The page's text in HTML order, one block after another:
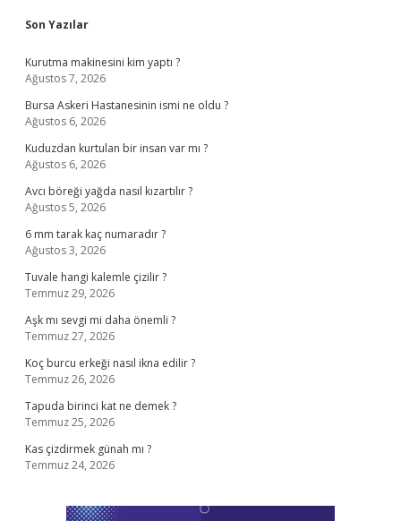
Sidebar
Son Yazılar
Kurutma makinesini kim yaptı ?
Ağustos 7, 2026
Bursa Askeri Hastanesinin ismi ne oldu ?
Ağustos 6, 2026
Kuduzdan kurtulan bir insan var mı ?
Ağustos 6, 2026
Avcı böreği yağda nasıl kızartılır ?
Ağustos 5, 2026
6 mm tarak kaç numaradır ?
Ağustos 3, 2026
Tuvale hangi kalemle çizilir ?
Temmuz 29, 2026
Aşk mı sevgi mi daha önemli ?
Temmuz 27, 2026
Koç burcu erkeği nasıl ikna edilir ?
Temmuz 26, 2026
Tapuda birinci kat ne demek ?
Temmuz 25, 2026
Kas çizdirmek günah mı ?
Temmuz 24, 2026